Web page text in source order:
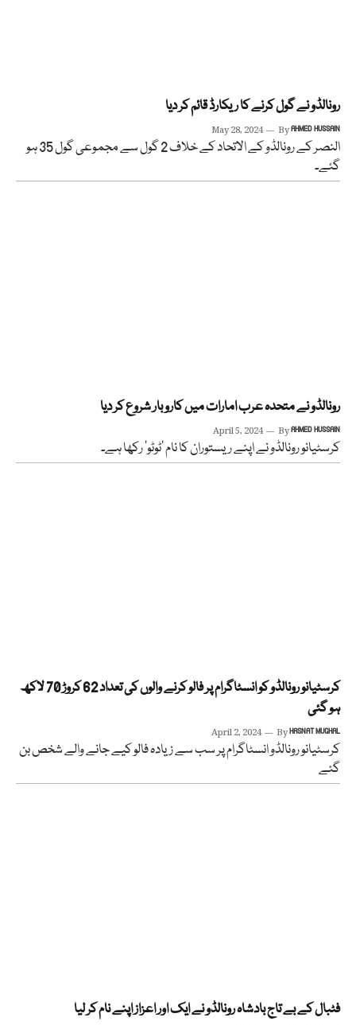
رونالڈو نے گول کرنے کا ریکارڈ قائم کر دیا
May 28, 2024 ByAHMED HUSSAIN
النصر کے رونالڈو کے الاتحاد کے خلاف 2 گول سے مجموعی گول 35 ہو
گئے۔
رونالڈو نے متحدہ عرب امارات میں کاروبار شروع کر دیا
April 5, 2024 ByAHMED HUSSAIN
کرسٹیانو رونالڈو نے اپنے ریستوران کا نام ’ٹوٹو‘ رکھا ہے۔
کرسٹیانو رونالڈو کو انسٹاگرام پر فالو کرنے والوں کی تعداد 62 کروڑ 70 لاکھ
ہو گئی
April 2, 2024 ByHASNAT MUGHAL
کرسٹیانو رونالڈو انسٹاگرام پر سب سے زیادہ فالو کیے جانے والے شخص بن
گئے
فٹبال کے بے تاج بادشاہ رونالڈو نے ایک اور اعزاز اپنے نام کر لیا